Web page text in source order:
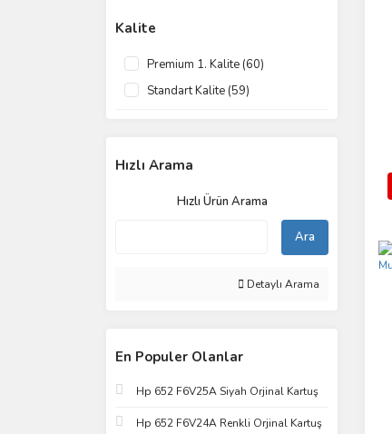
Kalite
Premium 1. Kalite (60)
Standart Kalite (59)
Hızlı Arama
Hızlı Ürün Arama
Ara
Detaylı Arama
En Populer Olanlar
Hp 652 F6V25A Siyah Orjinal Kartuş
Hp 652 F6V24A Renkli Orjinal Kartuş